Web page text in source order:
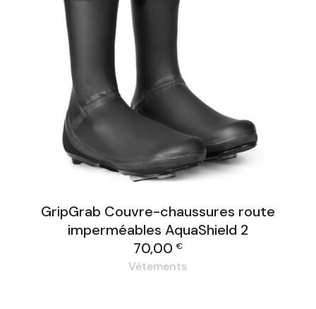
GripGrab Couvre-chaussures route
imperméables AquaShield 2
70,00€
Vêtements